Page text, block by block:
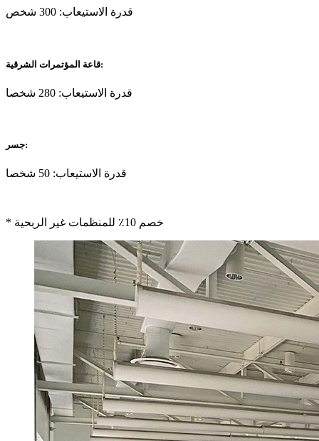
قدرة الاستيعاب: 300 شخص
قاعة المؤتمرات الشرقية:
قدرة الاستيعاب: 280 شخصا
جسر:
قدرة الاستيعاب: 50 شخصا
* خصم 10٪ للمنظمات غير الربحية